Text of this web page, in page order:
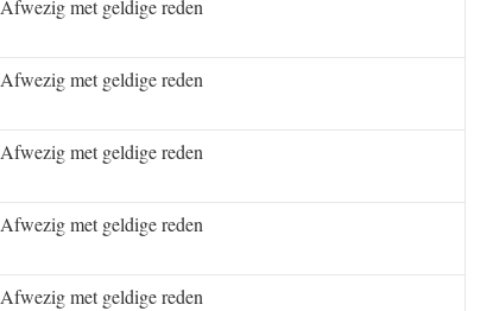
Afwezig met geldige reden
Afwezig met geldige reden
Afwezig met geldige reden
Afwezig met geldige reden
Afwezig met geldige reden